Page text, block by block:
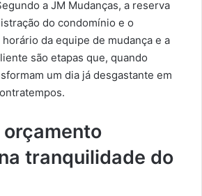
a JM Mudanças, a reserva
do condomínio e o
da equipe de mudança e a
são etapas que, quando
um dia já desgastante em
tranquilidade do